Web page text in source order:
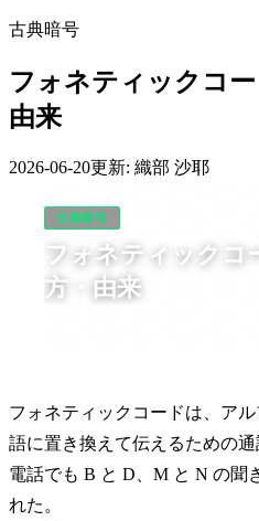
古典暗号
フォネティックコ
由来
2026-06-20更新: 織部 沙耶
古典暗号
フォネティックコ
方・由来
でも B と D、M と N の聞き間
フォネティックコードは、ア
語に置き換えて伝えるための
電話でも B と D、M と N の聞
れた。